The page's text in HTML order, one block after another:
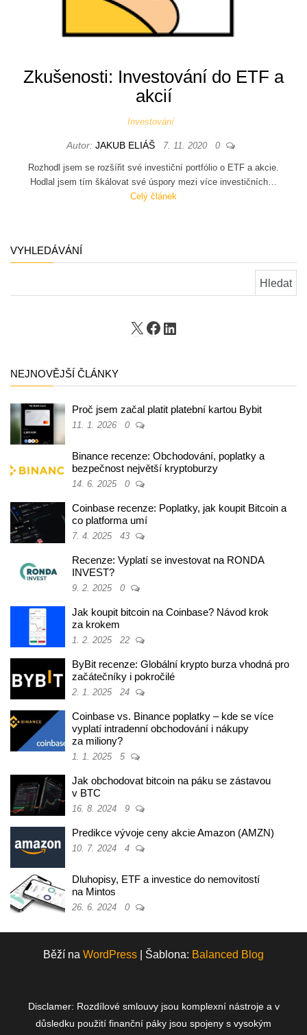
Zkušenosti: Investování do ETF a
akcií
Investování
Autor: JAKUB ELIÁŠ 7. 11. 2020 0
Rozhodl jsem se rozšířit své investiční portfólio o ETF a akcie.
Hodlal jsem tím škálovat své úspory mezi více investičních…
Celý článek
VYHLEDÁVÁNÍ
X Facebook
LinkedIn
NEJNOVĚJŠÍ ČLÁNKY
Proč jsem začal platit platební kartou Bybit
11. 1. 2026 0
Binance recenze: Obchodování, poplatky a
bezpečnost největší kryptoburzy
14. 6. 2025 0
Coinbase recenze: Poplatky, jak koupit Bitcoin a
co platforma umí
7. 4. 2025 43
Recenze: Vyplatí se investovat na RONDA
INVEST?
9. 2. 2025 0
Jak koupit bitcoin na Coinbase? Návod krok
za krokem
1. 2. 2025 22
ByBit recenze: Globální krypto burza vhodná pro
začátečníky i pokročilé
2. 1. 2025 24
Coinbase vs. Binance poplatky – kde se více
vyplatí intradenní obchodování i nákupy
za miliony?
1. 1. 2025 5
Jak obchodovat bitcoin na páku se zástavou
v BTC
16. 8. 2024 9
Predikce vývoje ceny akcie Amazon (AMZN)
10. 7. 2024 4
Dluhopisy, ETF a investice do nemovitostí
na Mintos
26. 6. 2024 0
Běží na WordPress Šablona: Balanced Blog
Disclamer: Rozdílové smlouvy jsou komplexní nástroje a v
důsledku použití finanční páky jsou spojeny s vysokým